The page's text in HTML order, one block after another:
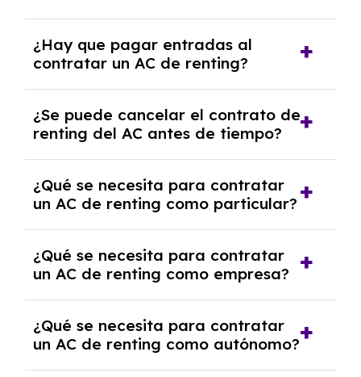
acordado.
el seguro a todo riesgo sin franquicia incluido
dentro de las cuotas mensuales.
¿Hay que pagar entradas al
contratar un AC de renting?
tendrás que pagar ningún tipo de entrada
salvo en casos que lo exija el proveedor
debido al resultado del estudio de viabilidad
económica.
¿Se puede cancelar el contrato de
renting del AC antes de tiempo?
pero puede haber penalizaciones por
cancelación anticipada. Es importante revisar
las condiciones del contrato y hablar con un
experto que te asesore.
¿Qué se necesita para contratar
un AC de renting como particular?
y, en algunos casos, una consulta de solvencia
crediticia y un pago inicial.
¿Qué se necesita para contratar
un AC de renting como empresa?
documentación financiera y, en algunos
casos, un informe de solvencia de la empresa
y un pago inicial.
¿Qué se necesita para contratar
un AC de renting como autónomo?